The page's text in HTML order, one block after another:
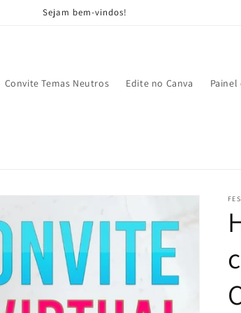
Sejam bem-vindos!
Convite Temas Neutros Edite no Canva Painel